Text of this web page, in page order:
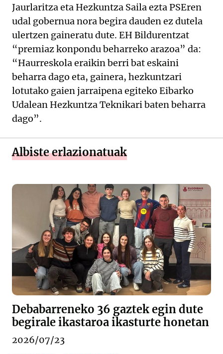
Jaurlaritza eta Hezkuntza Saila ezta PSEren
udal gobernua nora begira dauden ez dutela
ulertzen gaineratu dute. EH Bildurentzat
“premiaz konpondu beharreko arazoa” da:
“Haurreskola eraikin berri bat eskaini
beharra dago eta, gainera, hezkuntzari
lotutako gaien jarraipena egiteko Eibarko
Udalean Hezkuntza Teknikari baten beharra
dago”.
Albiste erlazionatuak
Debabarreneko 36 gaztek egin dute
begirale ikastaroa ikasturte honetan
2026/07/23